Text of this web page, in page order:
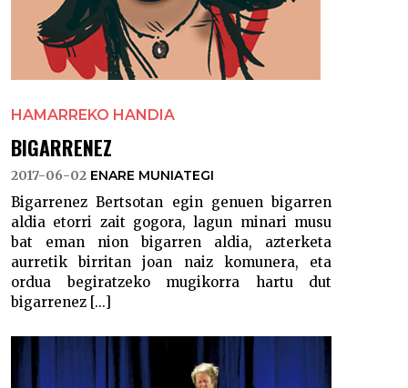
HAMARREKO HANDIA
BIGARRENEZ
2017-06-02 ENARE MUNIATEGI
Bigarrenez Bertsotan egin genuen bigarren
aldia etorri zait gogora, lagun minari musu
bat eman nion bigarren aldia, azterketa
aurretik birritan joan naiz komunera, eta
ordua begiratzeko mugikorra hartu dut
bigarrenez [...]